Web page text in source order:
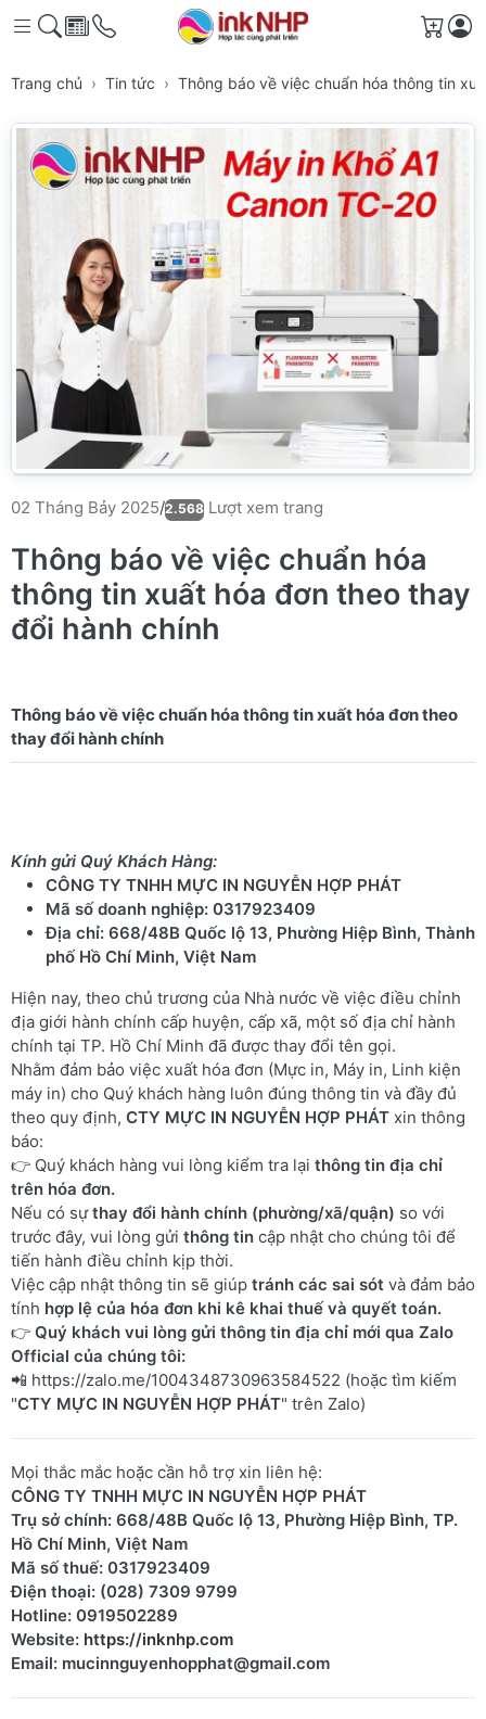
Giỏ
Trang chủ Tin tức Thông báo về việc chuẩn hóa thông tin
02 Tháng Bảy 2025/2.568 Lượt xem trang
Thông báo về việc chuẩn hóa
thông tin xuất hóa đơn theo thay
đổi hành chính
Thông báo về việc chuẩn hóa thông tin xuất hóa đơn theo
Kính gửi Quý Khách Hàng:
CÔNG TY TNHH MỰC IN NGUYỄN HỢP PHÁT
Mã số doanh nghiệp: 0317923409
Địa chỉ: 668/48B Quốc lộ 13, Phường Hiệp Bình, Thành
phố Hồ Chí Minh, Việt Nam
Hiện nay, theo chủ trương của Nhà nước về việc điều chỉnh
địa giới hành chính cấp huyện, cấp xã, một số địa chỉ hành
chính tại TP. Hồ Chí Minh đã được thay đổi tên gọi.
Nhằm đảm bảo việc xuất hóa đơn (Mực in, Máy in, Linh kiện
máy in) cho Quý khách hàng luôn đúng thông tin và đầy đủ
theo quy định, CTY MỰC IN NGUYỄN HỢP PHÁT xin thông
báo:
👉 Quý khách hàng vui lòng kiểm tra lại thông tin địa chỉ
trên hóa đơn.
Nếu có sựthay đổi hành chính (phường/xã/quận) so với
trước đây, vui lòng gửi thông tin cập nhật cho chúng tôi để
tiến hành điều chỉnh kịp thời.
Việc cập nhật thông tin sẽ giúp tránh các sai sót và đảm bảo
tính hợp lệ của hóa đơn khi kê khai thuế và quyết toán.
👉 Quý khách vui lòng gửi thông tin địa chỉ mới qua Zalo
Official của chúng tôi:
📲 https://zalo.me/1004348730963584522 (hoặc tìm kiếm
"CTY MỰC IN NGUYỄN HỢP PHÁT" trên Zalo)
Mọi thắc mắc hoặc cần hỗ trợ xin liên hệ:
CÔNG TY TNHH MỰC IN NGUYỄN HỢP PHÁT
Trụ sở chính: 668/48B Quốc lộ 13, Phường Hiệp Bình, TP.
Hồ Chí Minh, Việt Nam
Mã số thuế: 0317923409
Điện thoại: (028) 7309 9799
Hotline: 0919502289
Website: https://inknhp.com
Email: mucinnguyenhopphat@gmail.com